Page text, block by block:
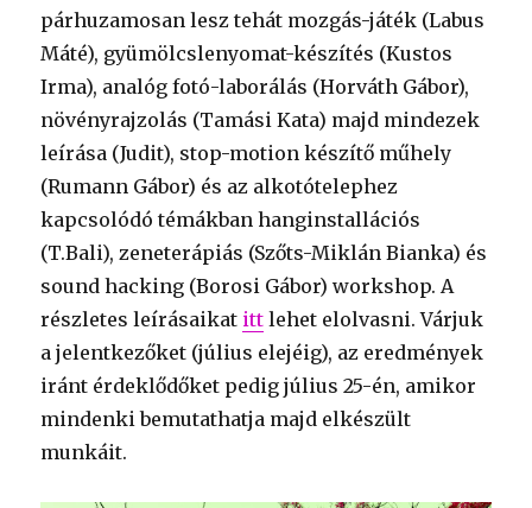
párhuzamosan lesz tehát mozgás-játék (Labus
Máté), gyümölcslenyomat-készítés (Kustos
Irma), analóg fotó-laborálás (Horváth Gábor),
növényrajzolás (Tamási Kata) majd mindezek
leírása (Judit), stop-motion készítő műhely
(Rumann Gábor) és az alkotótelephez
kapcsolódó témákban hanginstallációs
(T.Bali), zeneterápiás (Szőts-Miklán Bianka) és
sound hacking (Borosi Gábor) workshop. A
részletes leírásaikat itt lehet elolvasni. Várjuk
a jelentkezőket (július elejéig), az eredmények
iránt érdeklődőket pedig július 25-én, amikor
mindenki bemutathatja majd elkészült
munkáit.